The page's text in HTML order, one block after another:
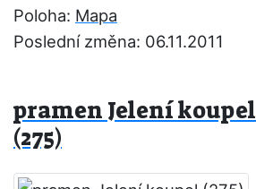
Poloha: Mapa
Poslední změna: 06.11.2011
pramen Jelení koupel
(275)